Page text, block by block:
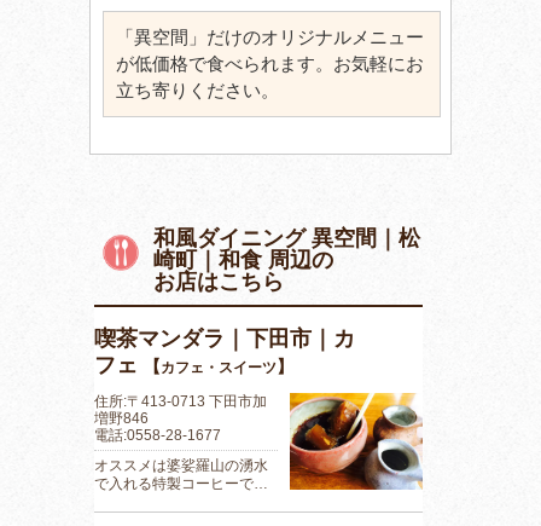
「異空間」だけのオリジナルメニュー
が低価格で食べられます。お気軽にお
立ち寄りください。
和風ダイニング 異空間｜松
崎町｜和食 周辺の
お店はこちら
喫茶マンダラ｜下田市｜カ
フェ
【カフェ・スイーツ】
住所:〒413-0713 下田市加
増野846
電話:0558-28-1677
オススメは婆娑羅山の湧水
で入れる特製コーヒーで…